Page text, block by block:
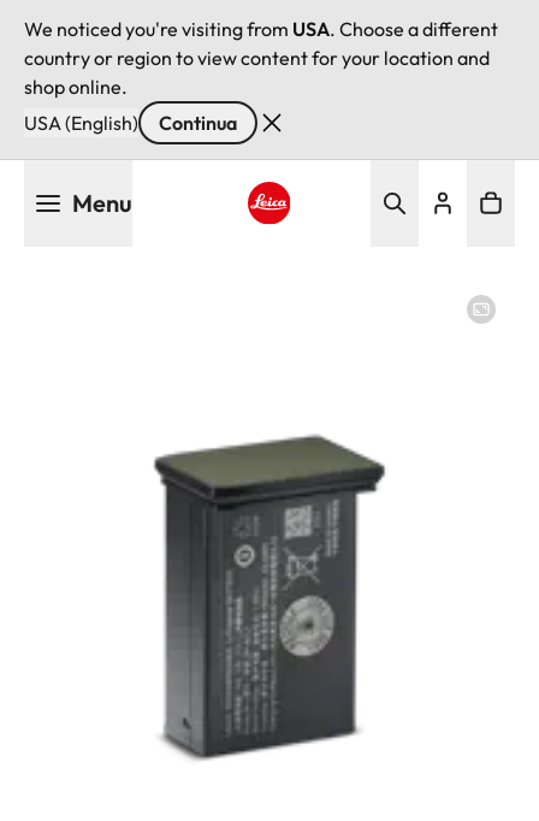
We noticed you're visiting from USA. Choose a different
country or region to view content for your location and
shop online.
USA (English)
Continua
Menu